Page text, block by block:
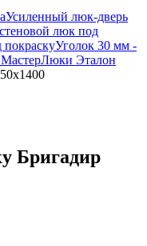
Усиленный люк-дверь
люк под
Уголок 30 мм -
Люки Эталон
Бригадир